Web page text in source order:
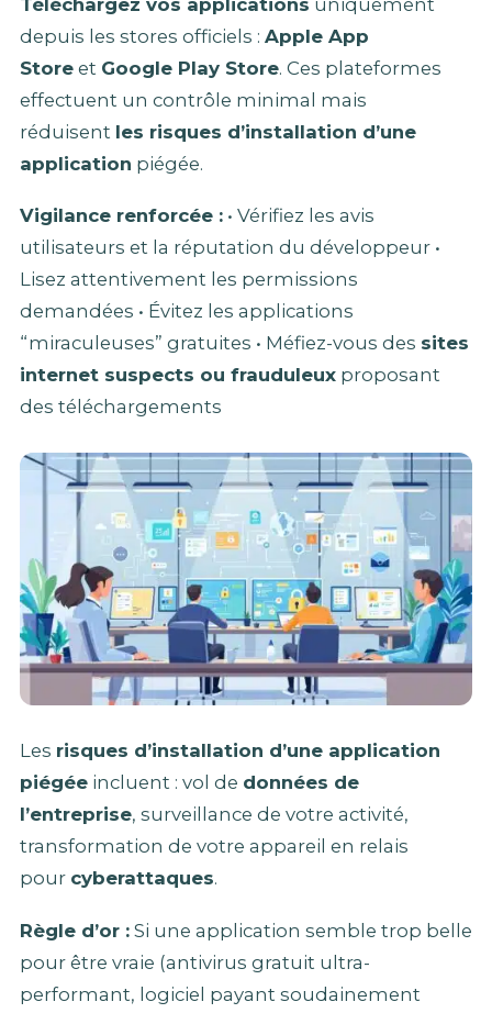
depuis les stores officiels : Apple App
Store et Google Play Store. Ces plateformes
effectuent un contrôle minimal mais
réduisent les risques d’installation d’une
application piégée.
Vigilance renforcée : • Vérifiez les avis
utilisateurs et la réputation du développeur •
Lisez attentivement les permissions
demandées • Évitez les applications
“miraculeuses” gratuites • Méfiez-vous des sites
internet suspects ou frauduleux proposant
des téléchargements
Les risques d’installation d’une application
piégée incluent : vol de données de
l’entreprise, surveillance de votre activité,
transformation de votre appareil en relais
pour cyberattaques.
Règle d’or : Si une application semble trop belle
pour être vraie (antivirus gratuit ultra-
performant, logiciel payant soudainement